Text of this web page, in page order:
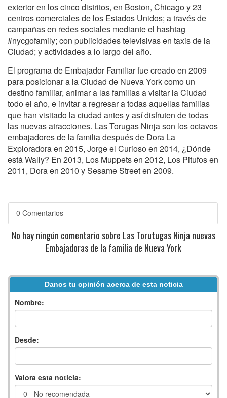
exterior en los cinco distritos, en Boston, Chicago y 23
centros comerciales de los Estados Unidos; a través de
campañas en redes sociales mediante el hashtag
#nycgofamily; con publicidades televisivas en taxis de la
Ciudad; y actividades a lo largo del año.
El programa de Embajador Familiar fue creado en 2009
para posicionar a la Ciudad de Nueva York como un
destino familiar, animar a las familias a visitar la Ciudad
todo el año, e invitar a regresar a todas aquellas familias
que han visitado la ciudad antes y así disfruten de todas
las nuevas atracciones. Las Torugas Ninja son los octavos
embajadores de la familia después de Dora La
Exploradora en 2015, Jorge el Curioso en 2014, ¿Dónde
está Wally? En 2013, Los Muppets en 2012, Los Pitufos en
2011, Dora en 2010 y Sesame Street en 2009.
0 Comentarios
No hay ningún comentario sobre Las Torutugas Ninja nuevas
Embajadoras de la familia de Nueva York
Danos tu opinión acerca de esta noticia
Nombre:
Desde:
Valora esta noticia: